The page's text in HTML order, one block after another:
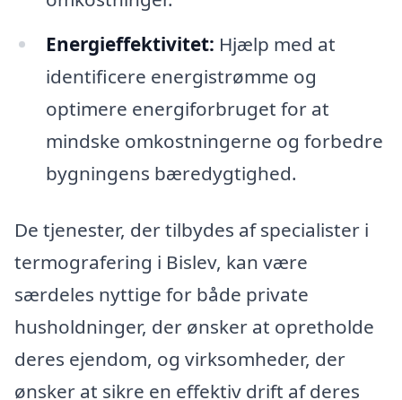
Energieffektivitet: Hjælp med at
identificere energistrømme og
optimere energiforbruget for at
mindske omkostningerne og forbedre
bygningens bæredygtighed.
De tjenester, der tilbydes af specialister i
termografering i Bislev, kan være
særdeles nyttige for både private
husholdninger, der ønsker at opretholde
deres ejendom, og virksomheder, der
ønsker at sikre en effektiv drift af deres